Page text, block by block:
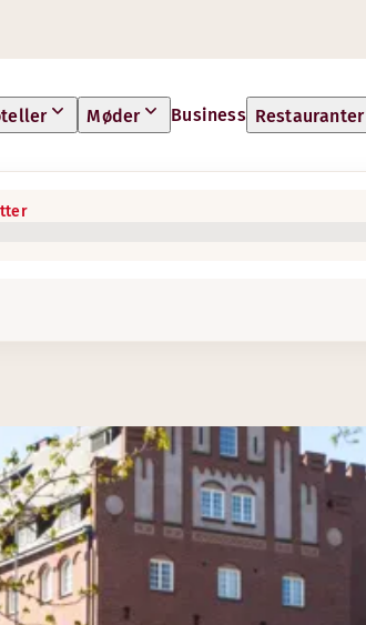
Møder Business Restauranter